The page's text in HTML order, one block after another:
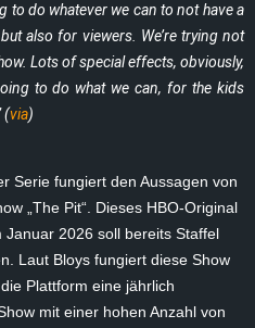
to do whatever we can to not have a
also for viewers. We’re trying not
Lots of special effects, obviously,
to do what we can, for the kids
(via)
Serie fungiert den Aussagen von
„The Pit“. Dieses HBO-Original
2026 soll bereits Staffel
Laut Bloys fungiert diese Show
Plattform eine jährlich
mit einer hohen Anzahl von